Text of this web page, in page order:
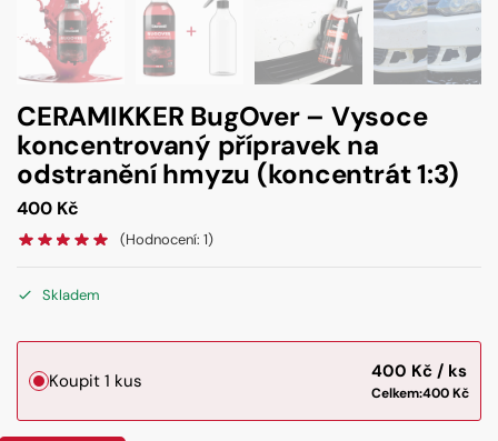
CERAMIKKER BugOver – Vysoce
koncentrovaný přípravek na
odstranění hmyzu (koncentrát 1:3)
400 Kč
(Hodnocení:1)
Skladem
Koupit 1 kus 400 Kč
Celkem:400Kč